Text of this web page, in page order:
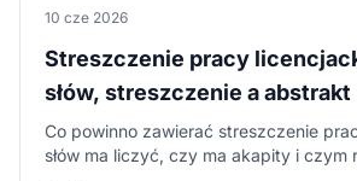
10 cze 2026
Streszczenie pracy
słów, streszczenie a abstrakt
Co powinno zawierać streszczenie
słów ma liczyć, czy ma akapity i czym